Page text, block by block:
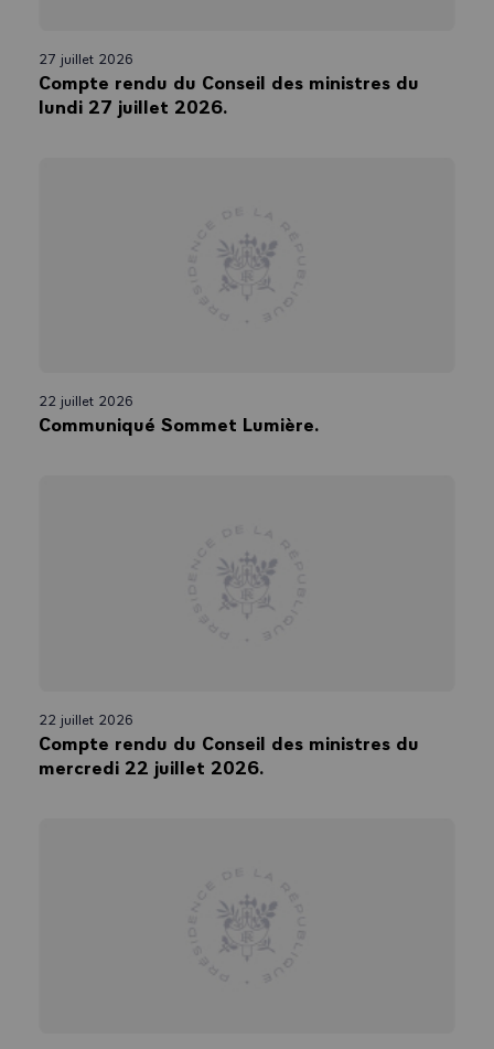
27 juillet 2026
Compte rendu du Conseil des ministres du
lundi 27 juillet 2026.
22 juillet 2026
Communiqué Sommet Lumière.
22 juillet 2026
Compte rendu du Conseil des ministres du
mercredi 22 juillet 2026.